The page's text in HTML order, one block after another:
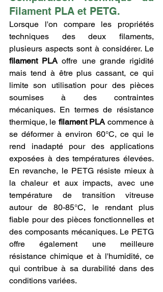
Filament PLA et PETG.
Lorsque l'on compare les propriétés
techniques des deux filaments,
filament PLA offre une grande rigidité
mais tend à être plus cassant, ce qui
limite son utilisation pour des pièces
soumises à des contraintes
mécaniques. En termes de résistance
thermique, le filament PLA commence à
se déformer à environ 60°C, ce qui le
rend inadapté pour des applications
exposées à des températures élevées.
En revanche, le PETG résiste mieux à
la chaleur et aux impacts, avec une
température de transition vitreuse
autour de 80-85°C, le rendant plus
fiable pour des pièces fonctionnelles et
des composants mécaniques. Le PETG
offre également une meilleure
résistance chimique et à l'humidité, ce
qui contribue à sa durabilité dans des
conditions variées.